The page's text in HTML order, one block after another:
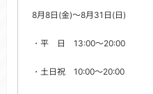
8月8日(金)～8月31日(日)
・平 日 13:00～20:00
・土日祝 10:00～20:00